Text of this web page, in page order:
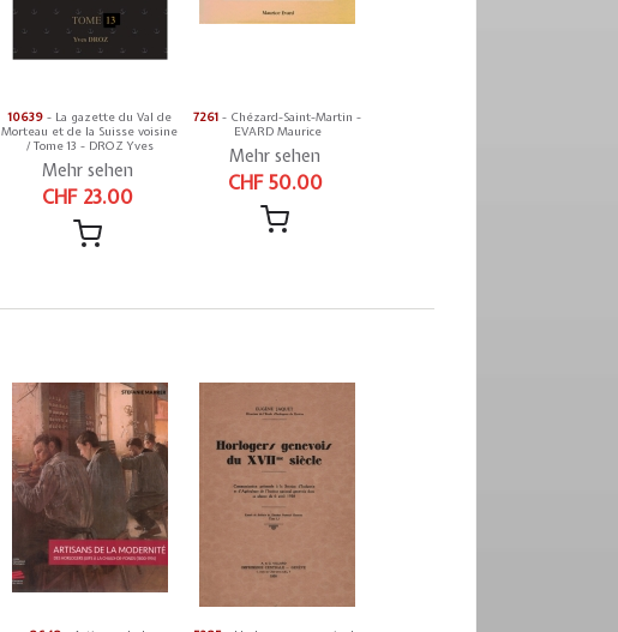
10639- La gazette du Val de
Morteau et de la Suisse voisine
/ Tome 13 - DROZ Yves
Mehr sehen
CHF 23.00
7261 - Chézard-Saint-Martin -
EVARD Maurice
Mehr sehen
CHF 50.00